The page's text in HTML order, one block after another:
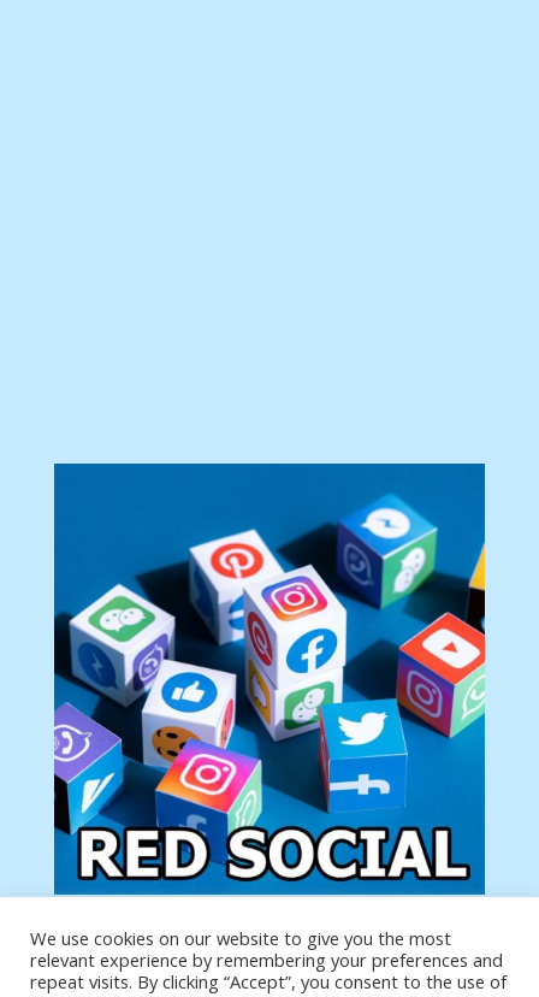
Tu anuncio va aquí
Podemos poner tu anuncio aquí con un link de tu
We use cookies on our website to give you the most
relevant experience by remembering your preferences and
repeat visits. By clicking “Accept”, you consent to the use of